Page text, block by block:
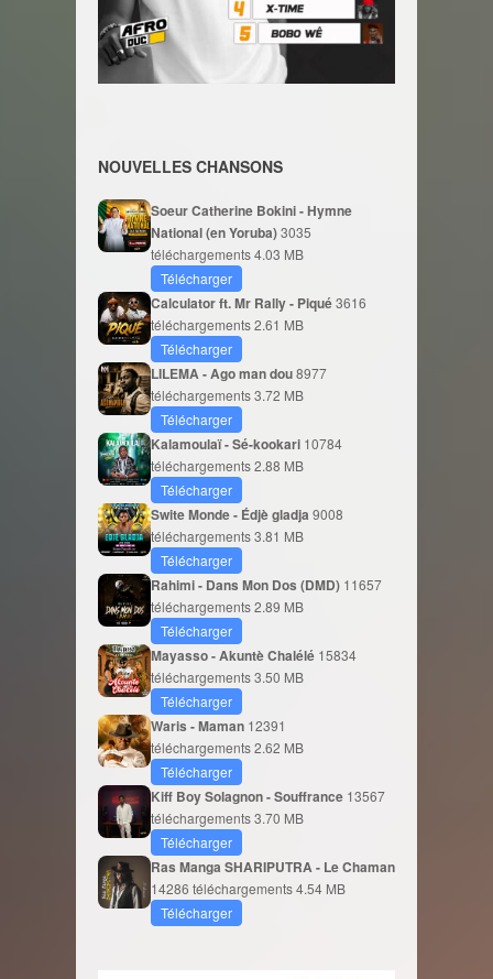
NOUVELLES CHANSONS
Soeur Catherine Bokini - Hymne
National (en Yoruba)3035
téléchargements4.03 MB
Télécharger
Calculator ft. Mr Rally - Piqué3616
téléchargements2.61 MB
Télécharger
LILEMA - Ago man dou8977
téléchargements3.72 MB
Télécharger
Kalamoulaï - Sé-kookari 10784
téléchargements2.88 MB
Télécharger
Swite Monde - Édjè gladja 9008
téléchargements3.81 MB
Télécharger
Rahimi - Dans Mon Dos (DMD) 11657
téléchargements2.89 MB
Télécharger
Mayasso - Akuntè Chalélé 15834
téléchargements3.50 MB
Télécharger
Waris - Maman 12391
téléchargements2.62 MB
Télécharger
Kiff Boy Solagnon - Souffrance 13567
téléchargements3.70 MB
Télécharger
Ras Manga SHARIPUTRA - Le Chaman
14286 téléchargements4.54 MB
Télécharger